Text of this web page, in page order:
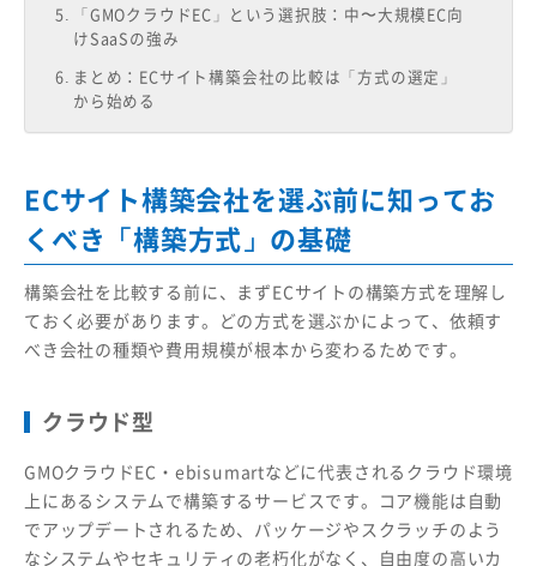
「GMOクラウドEC」という選択肢：中〜大規模EC向
けSaaSの強み
まとめ：ECサイト構築会社の比較は「方式の選定」
から始める
ECサイト構築会社を選ぶ前に知ってお
くべき「構築方式」の基礎
構築会社を比較する前に、まずECサイトの構築方式を理解し
ておく必要があります。どの方式を選ぶかによって、依頼す
べき会社の種類や費用規模が根本から変わるためです。
クラウド型
GMOクラウドEC・ebisumartなどに代表されるクラウド環境
上にあるシステムで構築するサービスです。コア機能は自動
でアップデートされるため、パッケージやスクラッチのよう
なシステムやセキュリティの老朽化がなく、自由度の高いカ